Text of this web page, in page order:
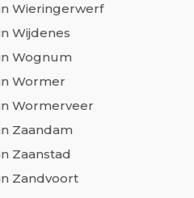
Wieringerwerf
Wijdenes
Wognum
Wormer
Wormerveer
Zaandam
Zaanstad
Zandvoort